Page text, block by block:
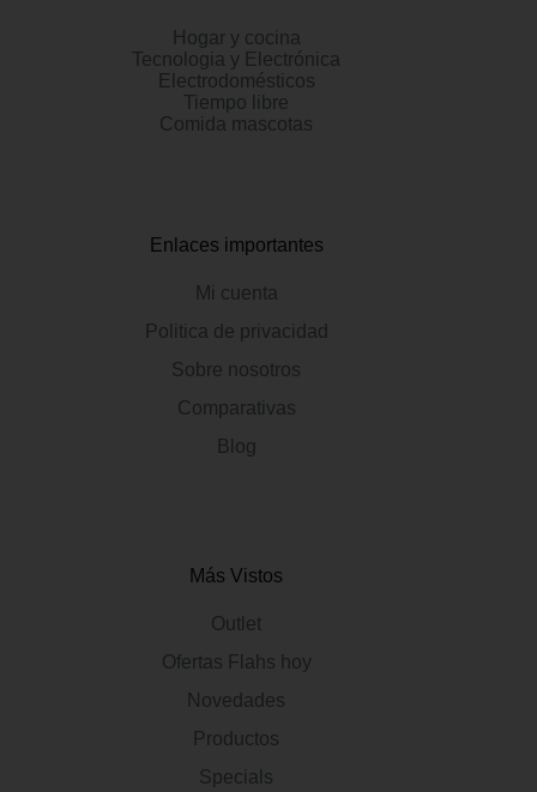
Hogar y cocina
Tecnologia y Electrónica
Electrodomésticos
Tiempo libre
Comida mascotas
Enlaces importantes
Mi cuenta
Politica de privacidad
Sobre nosotros
Comparativas
Blog
Más Vistos
Outlet
Ofertas Flahs hoy
Novedades
Productos
Specials